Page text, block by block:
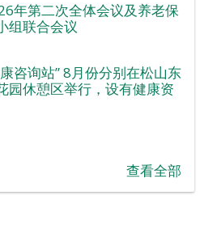
年第二次全体会议及养老保
组联合会议
咨询站” 8月份分别在松山东
园休憩区举行，设有健康资
查看全部